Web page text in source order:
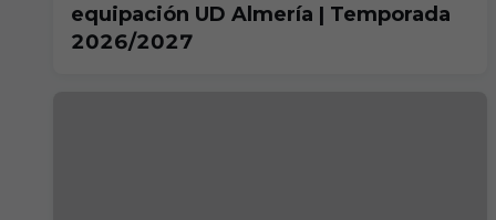
equipación UD Almería | Temporada
2026/2027